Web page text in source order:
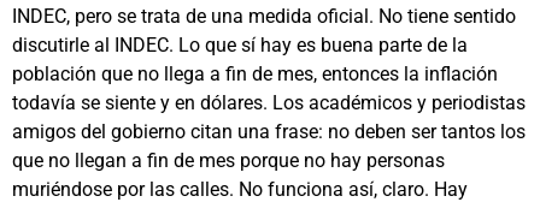
INDEC, pero se trata de una medida oficial. No tiene sentido
discutirle al INDEC. Lo que sí hay es buena parte de la
población que no llega a fin de mes, entonces la inflación
todavía se siente y en dólares. Los académicos y periodistas
amigos del gobierno citan una frase: no deben ser tantos los
que no llegan a fin de mes porque no hay personas
muriéndose por las calles. No funciona así, claro. Hay